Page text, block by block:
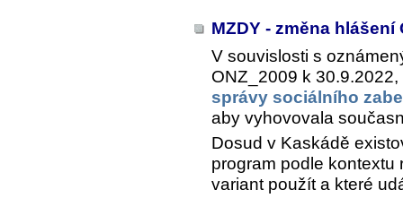
MZDY - změna hlášení
V souvislosti s
ONZ_2009 k
správy sociálního
aby vyhovovala
Dosud v Kaskádě
program podle kontextu
variant použít a které